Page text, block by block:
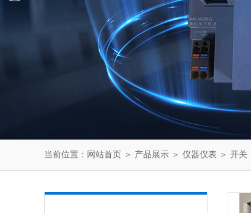
当前位置： 网站首页 ＞ 产品展示 ＞ 仪器仪表 ＞ 开关